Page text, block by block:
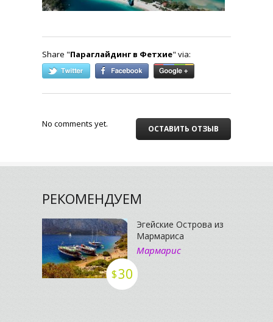
Share "Параглайдинг в Фетхие" via:
ОСТАВИТЬ ОТЗЫВ
No comments yet.
РЕКОМЕНДУЕМ
$30
Эгейские Острова из
Мармариса
Мармарис